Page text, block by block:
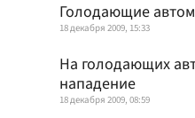
Голодающие
18 декабря 2009, 15:33
На голодающих
нападение
18 декабря 2009, 08:59